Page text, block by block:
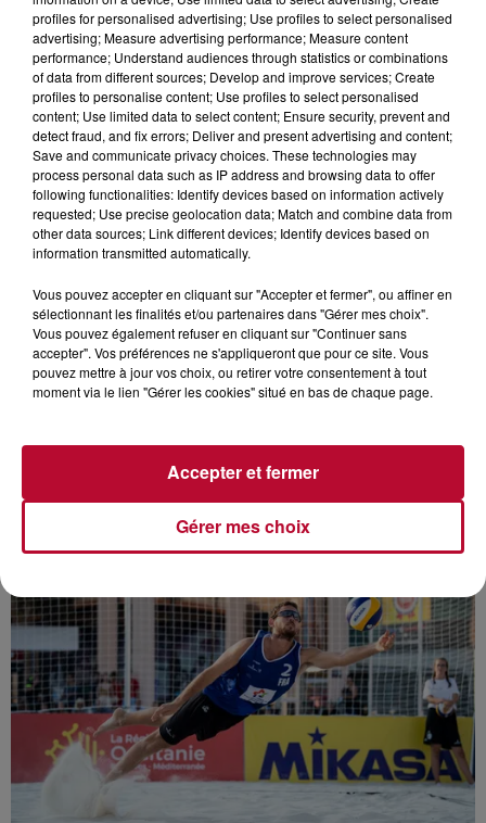
RUGBY : DÉPART DU TRAIN DU MONDIAL
2023
RUGBY À XIII : LE DERBY FRANCO-
FRANÇAIS CE SOIR À ERNEST WALLON
profiles for personalised advertising; Use profiles to select personalised
advertising; Measure advertising performance; Measure content
performance; Understand audiences through statistics or combinations
of data from different sources; Develop and improve services; Create
profiles to personalise content; Use profiles to select personalised
content; Use limited data to select content; Ensure security, prevent and
detect fraud, and fix errors; Deliver and present advertising and content;
Save and communicate privacy choices. These technologies may
process personal data such as IP address and browsing data to offer
following functionalities: Identify devices based on information actively
requested; Use precise geolocation data; Match and combine data from
other data sources; Link different devices; Identify devices based on
information transmitted automatically.
Vous pouvez accepter en cliquant sur "Accepter et fermer", ou affiner en
sélectionnant les finalités et/ou partenaires dans "Gérer mes choix".
Vous pouvez également refuser en cliquant sur "Continuer sans
accepter". Vos préférences ne s'appliqueront que pour ce site. Vous
pouvez mettre à jour vos choix, ou retirer votre consentement à tout
moment via le lien "Gérer les cookies" situé en bas de chaque page.
Gérer mes choix
Accepter et fermer